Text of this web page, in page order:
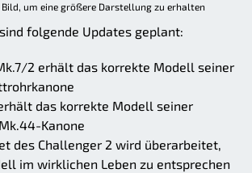
um eine größere Darstellung zu erhalten
folgende Updates geplant:
2 erhält das korrekte Modell seiner
das korrekte Modell seiner
Kanone
des Challenger 2 wird überarbeitet,
im wirklichen Leben zu entsprechen